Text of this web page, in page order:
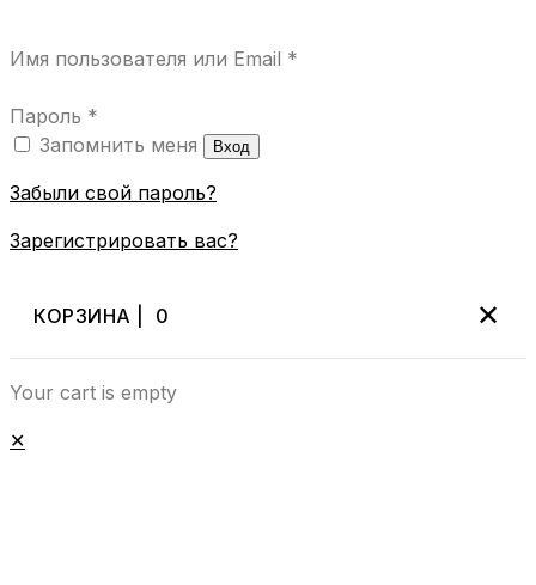
Имя пользователя или Email *
Пароль *
Запомнить меня
Вход
Забыли свой пароль?
Зарегистрировать вас?
КОРЗИНА | 0 ✕
Your cart is empty
✕